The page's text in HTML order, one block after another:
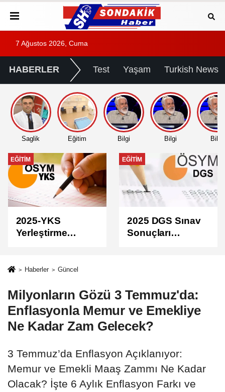
7 Ağustos 2026, Cuma
HABERLER Test Yaşam Turkish News
Saglik Eğitim Bilgi Bilgi Bilgi
EĞITIM
2025-YKS
Yerleştirme
Sonuçlar
Açıldı
EĞITIM
2025 DGS Sınav
Sonuçları
Haberler Güncel
Milyonların Gözü 3 Temmuz'da:
Enflasyonla Memur ve Emekliye
Ne Kadar Zam Gelecek?
3 Temmuz’da Enflasyon Açıklanıyor:
Memur ve Emekli Maaş Zammı Ne Kadar
Olacak? İşte 6 Aylık Enflasyon Farkı ve